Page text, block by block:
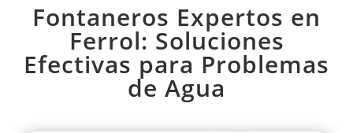
Fontaneros Expertos en
Ferrol: Soluciones
Efectivas para Problemas
de Agua